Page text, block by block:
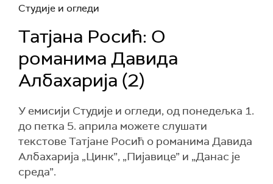
Студије и огледи
Татјанa Росић: О
романима Давида
Албахарија (2)
У емисији Студије и огледи, од понедељка 1.
до петка 5. априла можете слушати
текстове Татјане Росић о романима Давида
Албахарија „Цинк”, „Пијавице” и „Данас је
среда”.